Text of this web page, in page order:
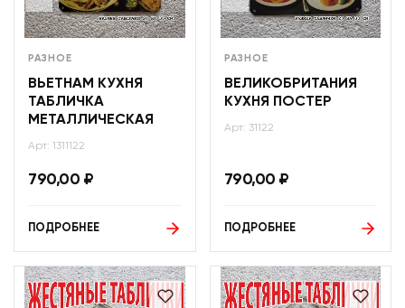
РАЗНОЕ
ВЬЕТНАМ КУХНЯ
ТАБЛИЧКА
МЕТАЛЛИЧЕСКАЯ
Арт: 1311122
790,00 ₽
ПОДРОБНЕЕ
РАЗНОЕ
ВЕЛИКОБРИТАНИЯ
КУХНЯ ПОСТЕР
Арт: 31122
790,00 ₽
ПОДРОБНЕЕ